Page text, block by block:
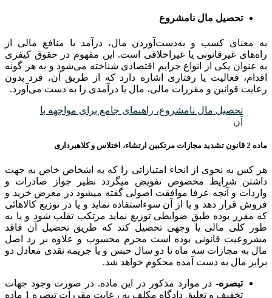
تحصیل مال نامشروع
به معنای کسب و به‌دست‌آوردن مال، درآمد یا منافع مالی از
راه‌های غیرقانونی یا غیراخلاقی است. این مفهوم در حقوق کیفری
به عنوان یکی از انواع جرایم اقتصادی شناخته می‌شود و به هر گونه
اقدام، فعالیت یا رفتاری اشاره دارد که از طریق آن، فرد بدون
رعایت قوانین و مقررات مالی، مال یا درآمدی را به دست می‌آورد.
تحصیل مال نامشروع، راهنمای جامع برای مواجهه با
آن
ماده 2 قانون تشدید مجازات مرتکبین ارتشاء، اختلاس و کلاهبرداری
هر کس به نحوی از انحاء امتیازاتی را که به اشخاص خاص به جهت
داشتن شرایط مخصوص تفویض میگردد نظیر جواز صادرات و
واردات و آنچه عرفا موافقت اصولی گفته میشود در معرض خرید و
فروش قرار دهد و یا از آن سوءاستفاده نماید و یا در توزیع کالاهائی
که مقرر بوده طبق ضوابطی توزیع نماید مرتکب تقلب شود و یا به
طور کلی مالی یا وجهی تحصیل کند که طریق تحصیل آن فاقد
مشروعیت قانونی بوده است مجرم محسوب و علاوه بر رد اصل
مال به مجازات سه ماه تا دو سال حبس و یا جریمه نقدی معادل دو
برابر مال به دست آمده محکوم خواهد شد.
تبصره- در موارد مذکور در این ماده. در صورت وجود جهات
تخفیف و تعلیق دادگاه مکلف به رعایت مقررات تبصره 1 ماده